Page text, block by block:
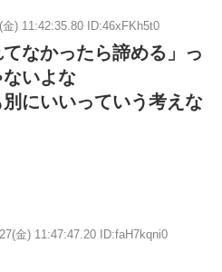
金) 11:42:35.80 ID:46xFKh5t0
なかったら諦める」っ
いよな
にいいっていう考えな
金) 11:47:47.20 ID:faH7kqni0